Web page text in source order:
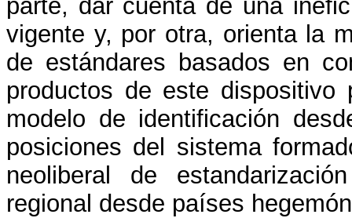
parte, dar cuenta de una
vigente y, por otra, orienta la
de estándares basados en
productos de este
modelo de identificación
posiciones del sistema
neoliberal de
regional desde países